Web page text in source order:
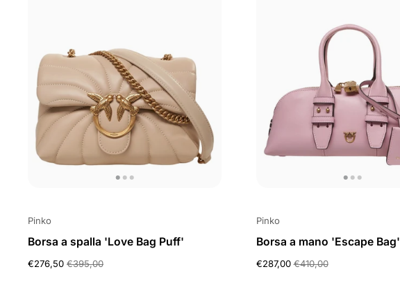
Pinko
Borsa a spalla 'Love Bag Puff'
€276,50 €395,00
Pinko
Borsa a mano 'Escape Bag'
€287,00 €410,00